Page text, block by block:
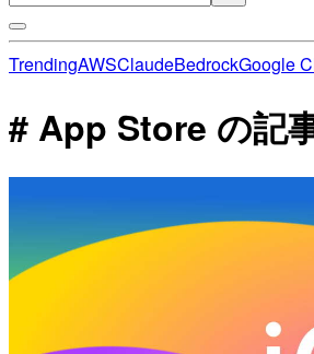
TrendingAWSClaudeBedrockGoogle
# App Store の記